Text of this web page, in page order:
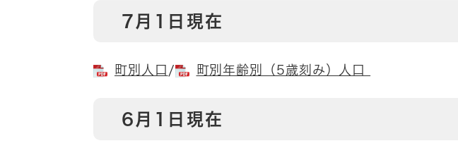
7月1日現在
町別人口 / 町別年齢別（5歳刻み）人口
6月1日現在